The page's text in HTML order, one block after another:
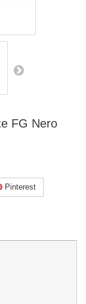
FG Nero
Pinterest